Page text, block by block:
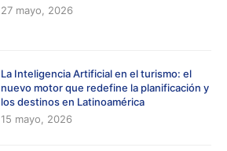
27 mayo, 2026
La Inteligencia Artificial en el turismo: el
nuevo motor que redefine la planificación y
los destinos en Latinoamérica
15 mayo, 2026